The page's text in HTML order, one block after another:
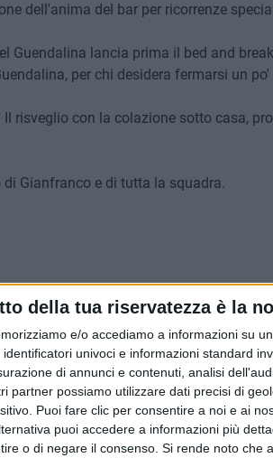
della tua riservatezza è la
e/o accediamo a informazioni su
univoci e informazioni standard
di annunci e contenuti, analisi
partner possiamo utilizzare dati precisi di
Puoi fare clic per consentire a noi e ai
puoi accedere a informazioni più
o di negare il consenso. Si rende noto che
dell'anima del bar per ricorrenze
Guendalina lancia prima il bed and
per chi desidera fermarsi un po'
risveglio con la colazione sotto casa,
Gianfranco e di tutta la squadra.